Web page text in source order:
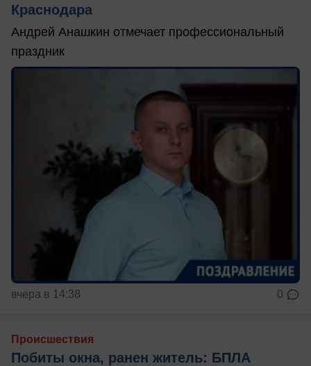
Краснодара
Андрей Анашкин отмечает профессиональный
праздник
вчера в 14:38 0
Происшествия
Побиты окна, ранен житель: БПЛА